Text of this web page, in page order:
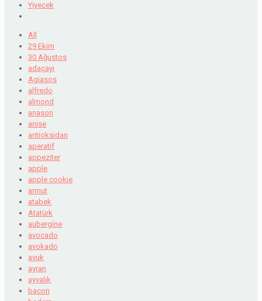
Yiyecek
All
29 Ekim
30 Ağustos
adaçayı
Agiasos
alfredo
almond
anason
anise
antioksidan
aperatif
appeziter
apple
apple cookie
armut
atabek
Atatürk
aubergine
avocado
avokado
avuk
ayran
ayvalık
bacon